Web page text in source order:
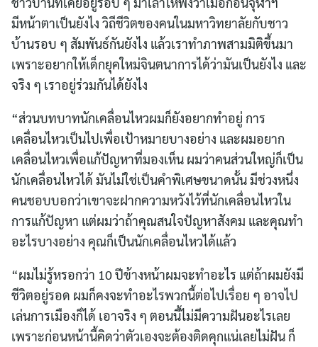
มีหน้าตาเป็นยังไง วิถีชีวิตของคนในมหาวิทยาลัยกับชาว
บ้านรอบ ๆ สัมพันธ์กันยังไง แล้วเราทำภาพสามมิติขึ้นมา
เพราะอยากให้เด็กยุคใหม่จินตนาการได้ว่ามันเป็นยังไง และ
จริง ๆ เราอยู่ร่วมกันได้ยังไง
“ส่วนบทบาทนักเคลื่อนไหวผมก็ยังอยากทำอยู่ การ
เคลื่อนไหวเป็นไปเพื่อเป้าหมายบางอย่าง และผมอยาก
เคลื่อนไหวเพื่อแก้ปัญหาที่มองเห็น ผมว่าคนส่วนใหญ่ก็เป็น
นักเคลื่อนไหวได้ มันไม่ใช่เป็นคำพิเศษขนาดนั้น มีช่วงหนึ่ง
คนชอบบอกว่าเขาจะฝากความหวังไว้ที่นักเคลื่อนไหวใน
การแก้ปัญหา แต่ผมว่าถ้าคุณสนใจปัญหาสังคม และคุณทำ
อะไรบางอย่าง คุณก็เป็นนักเคลื่อนไหวได้แล้ว
“ผมไม่รู้หรอกว่า 10 ปีข้างหน้าผมจะทำอะไร แต่ถ้าผมยังมี
ชีวิตอยู่รอด ผมก็คงจะทำอะไรพวกนี้ต่อไปเรื่อย ๆ อาจไป
เล่นการเมืองก็ได้ เอาจริง ๆ ตอนนี้ไม่มีความฝันอะไรเลย
เพราะก่อนหน้านี้คิดว่าตัวเองจะต้องติดคุกแน่เลยไม่ฝัน ก็